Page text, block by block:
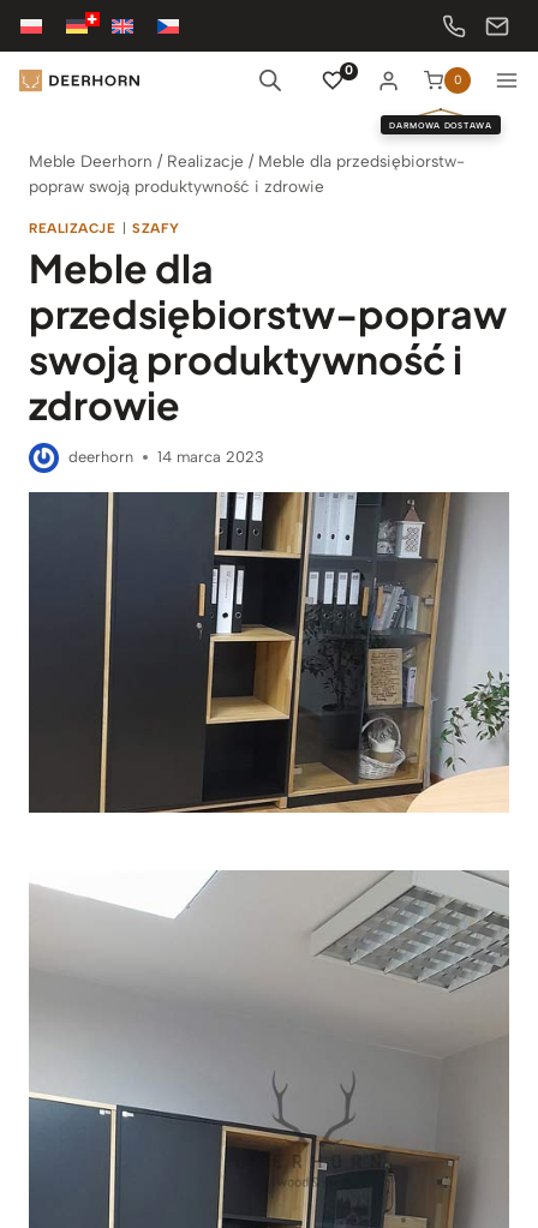
Przejdź
treści
0
0
DARMOWA DOSTAWA
Meble Deerhorn / Realizacje / Meble dla przedsiębiorstw-
popraw swoją produktywność i zdrowie
REALIZACJE | SZAFY
Meble dla
przedsiębiorstw-popraw
swoją produktywność i
zdrowie
deerhorn 14 marca 2023